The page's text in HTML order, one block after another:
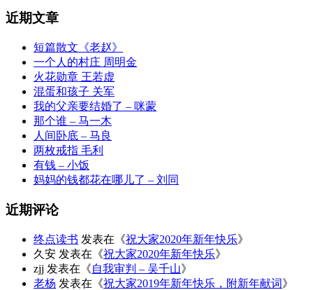
近期文章
短篇散文《老赵》
一个人的村庄 周明金
火花勋章 王若虚
混蛋和孩子 关军
我的父亲要结婚了 – 咪蒙
那个谁 – 马一木
人间卧底 – 马良
两枚戒指 毛利
有钱 – 小饭
妈妈的钱都花在哪儿了 – 刘同
近期评论
终点读书 发表在《祝大家2020年新年快乐》
久安 发表在《祝大家2020年新年快乐》
zjj 发表在《自我审判 – 吴千山》
老杨 发表在《祝大家2019年新年快乐，附新年献词》